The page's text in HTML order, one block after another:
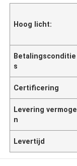
Hoog licht:
Betalingsconditie
s
Certificering
Levering vermoge
n
Levertijd